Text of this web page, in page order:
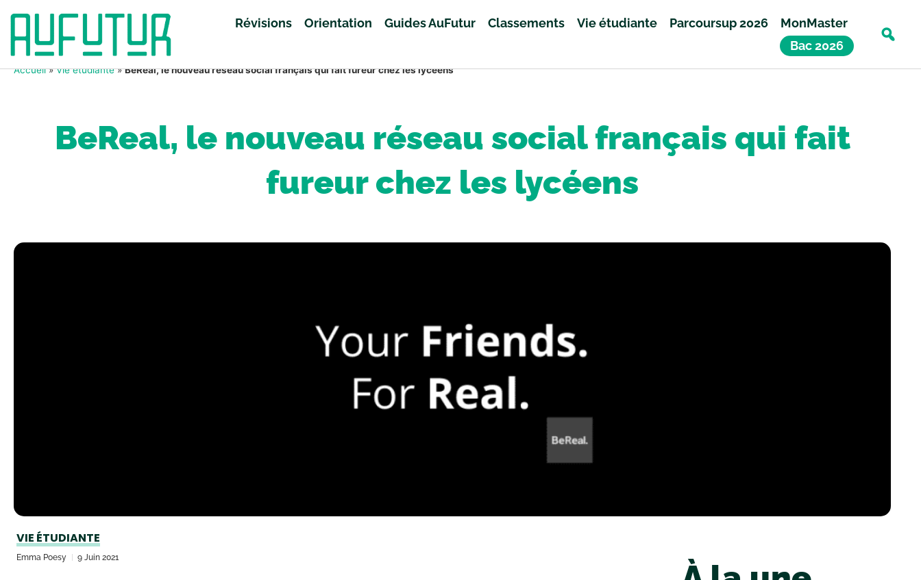
Révisions Orientation Guides AuFutur Classements Vie étudiante Parcoursup 2026
MonMaster
Bac 2026
Accueil»Vie étudiante»BeReal, le nouveau réseau social français qui fait fureur chez les lycéens
BeReal, le nouveau réseau social français qui fait
fureur chez les lycéens
VIE ÉTUDIANTE
Emma Poesy 9 Juin 2021